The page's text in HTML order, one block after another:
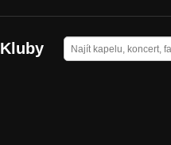
Kluby